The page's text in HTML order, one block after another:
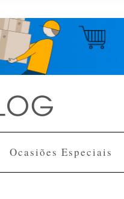
Ocasiões Especiais